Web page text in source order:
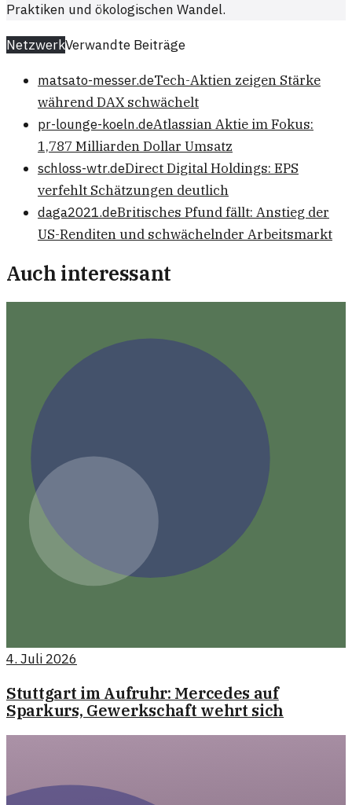
Praktiken und ökologischen Wandel.
NetzwerkVerwandte Beiträge
matsato-messer.deTech-Aktien zeigen Stärke
während DAX schwächelt
pr-lounge-koeln.deAtlassian Aktie im Fokus:
1,787 Milliarden Dollar Umsatz
schloss-wtr.deDirect Digital Holdings: EPS
verfehlt Schätzungen deutlich
daga2021.deBritisches Pfund fällt: Anstieg der
US-Renditen und schwächelnder Arbeitsmarkt
Auch interessant
4. Juli 2026
Stuttgart im Aufruhr: Mercedes auf
Sparkurs, Gewerkschaft wehrt sich